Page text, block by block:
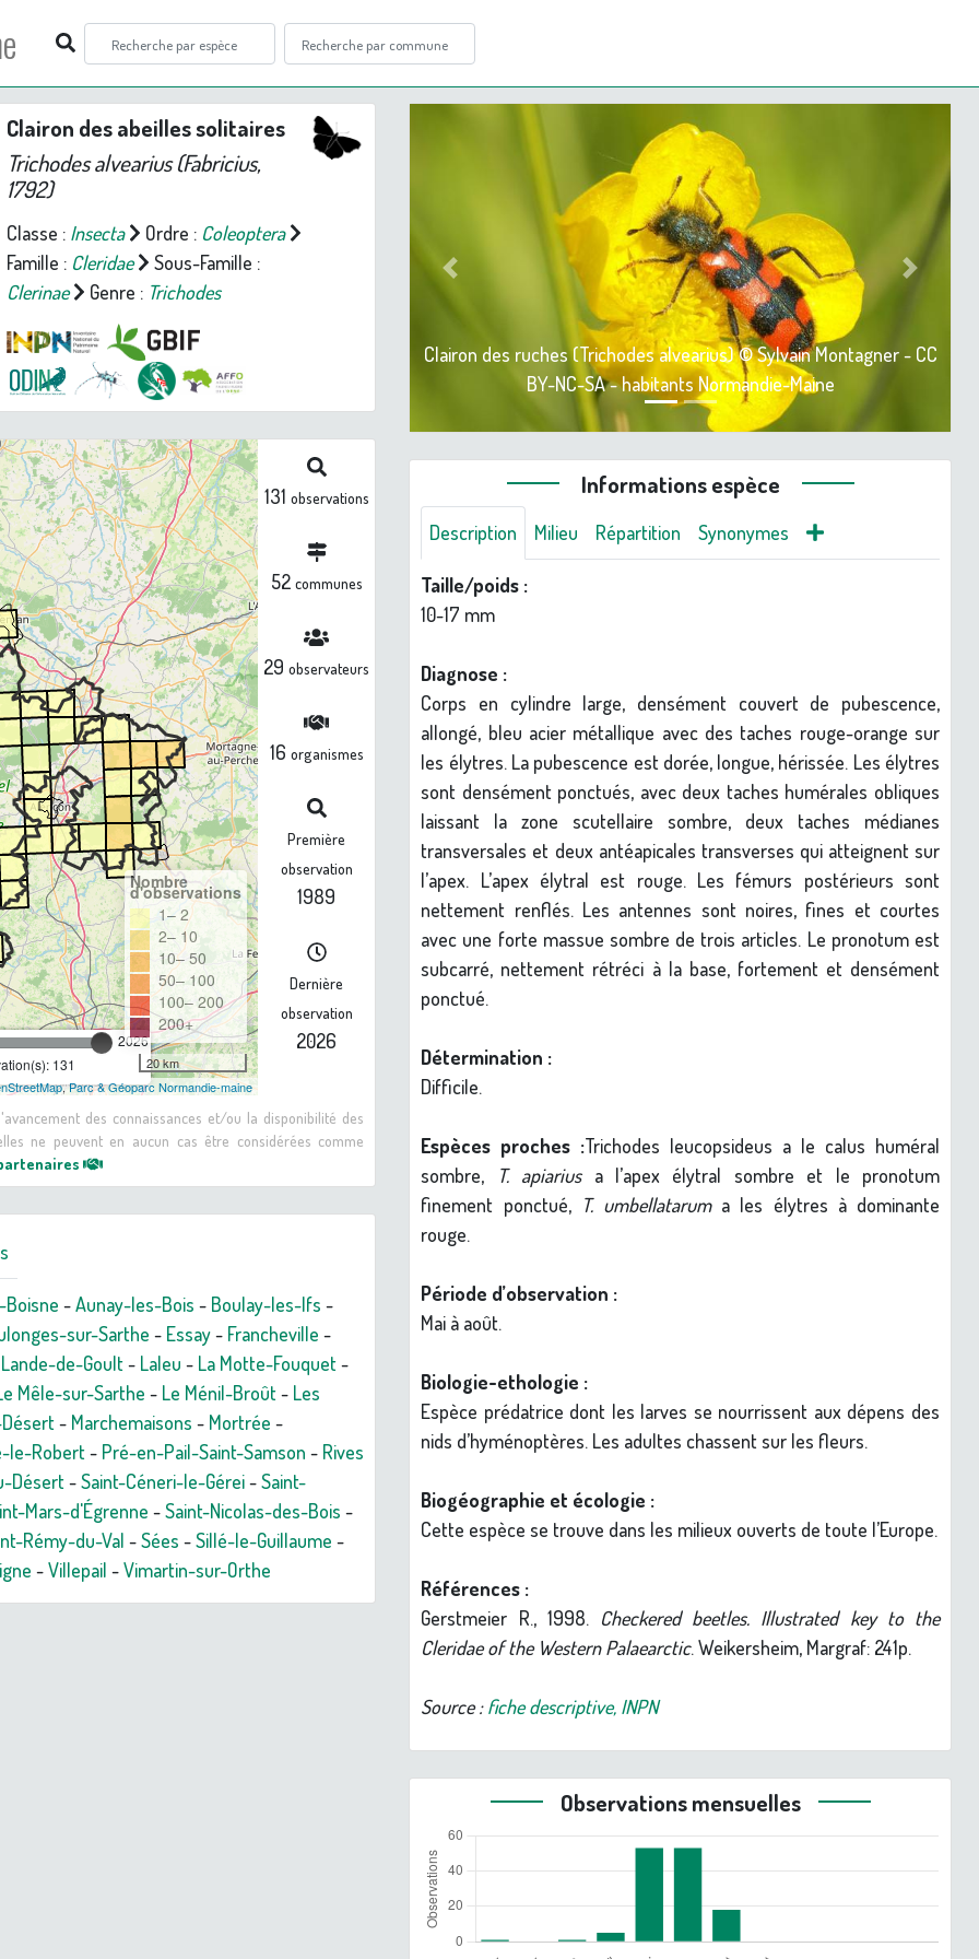
Clairon des abeilles solitaires
Trichodes alvearius(Fabricius,
1792)
Classe : Insecta Ordre : Coleoptera
Famille : Cleridae
Sous-Famille :
Clerinae
Genre : Trichodes
2026
131
Nombre
d'observations
1– 2
2– 10
10– 50
50– 100
100– 200
200+
20 km
,Parc & Géoparc Normandie-maine
131 observations
52 communes
29 observateurs
16 organismes
Première
observation
1989
Dernière
observation
2026
des connaissances et/ou la disponibilité des
ne peuvent en aucun cas être considérées comme
-Aunay-les-Bois - Boulay-les-Ifs -
sur-Sarthe - Essay- Francheville -
de-Goult- Laleu - La Motte-Fouquet-
Mêle-sur-Sarthe - Le Ménil-Broût- Les
- Marchemaisons - Mortrée -
le-Robert- Pré-en-Pail-Saint-Samson - Rives
Désert-Saint-Céneri-le-Gérei-Saint-
Mars-d'Égrenne -Saint-Nicolas-des-Bois -
Rémy-du-Val -Sées -Sillé-le-Guillaume -
-Villepail -Vimartin-sur-Orthe
Clairon des ruches (Trichodes alvearius) © Sylvain Montagner - CC
BY-NC-SA - habitants Normandie-Maine
Previous Next
Informations espèce
Description Milieu Répartition Synonymes
Taille/poids :
10-17 mm
Diagnose :
Corps en cylindre large, densément couvert de pubescence,
allongé, bleu acier métallique avec des taches rouge-orange sur
les élytres. La pubescence est dorée, longue, hérissée. Les élytres
sont densément ponctués, avec deux taches humérales obliques
laissant la zone scutellaire sombre, deux taches médianes
transversales et deux antéapicales transverses qui atteignent sur
l’apex. L’apex élytral est rouge. Les fémurs postérieurs sont
nettement renflés. Les antennes sont noires, fines et courtes
avec une forte massue sombre de trois articles. Le pronotum est
subcarré, nettement rétréci à la base, fortement et densément
ponctué.
Détermination :
Difficile.
Espèces proches :Trichodes leucopsideus a le calus huméral
sombre,
T. apiariusa l’apex élytral sombre et le pronotum
finement ponctué, T. umbellataruma les élytres à dominante
rouge.
Période d’observation :
Mai à août.
Biologie-ethologie :
Espèce prédatrice dont les larves se nourrissent aux dépens des
nids d’hyménoptères. Les adultes chassent sur les fleurs.
Biogéographie et écologie :
Cette espèce se trouve dans les milieux ouverts de toute l’Europe.
Références :
Gerstmeier R., 1998. Checkered beetles. Illustrated key to the
Cleridae of the Western Palaearctic. Weikersheim, Margraf: 241p.
Source :fiche descriptive, INPN
Observations mensuelles